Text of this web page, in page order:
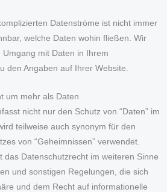
Datenströme ist nicht immer
welche Daten wohin fließen. Wir
mit Daten in Ihrem
den Angaben auf Ihrer Website.
um mehr als Daten
nicht nur den Schutz von “Daten” im
teilweise auch synonym für den
von “Geheimnissen” verwendet.
das Datenschutzrecht im weiteren Sinne
und sonstigen Regelungen, die sich
und dem Recht auf informationelle